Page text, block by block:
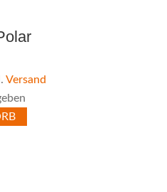
Versand